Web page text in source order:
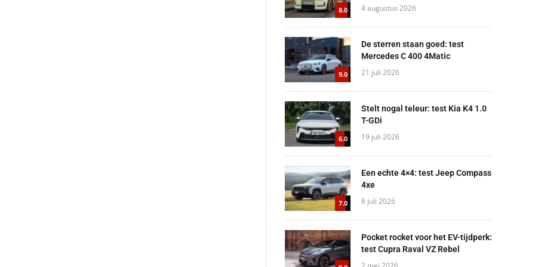
8.0 4 augustus 2026
9.0
De sterren staan goed: test
Mercedes C 400 4Matic
21 juli 2026
6.0
Stelt nogal teleur: test Kia K4 1.0
T-GDi
19 juli 2026
7.0
Een echte 4×4: test Jeep Compass
4xe
8 juli 2026
Pocket rocket voor het EV-tijdperk:
test Cupra Raval VZ Rebel